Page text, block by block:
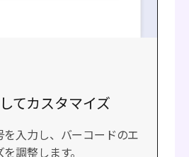
てカスタマイズ
入力し、バーコードのエ
調整します。